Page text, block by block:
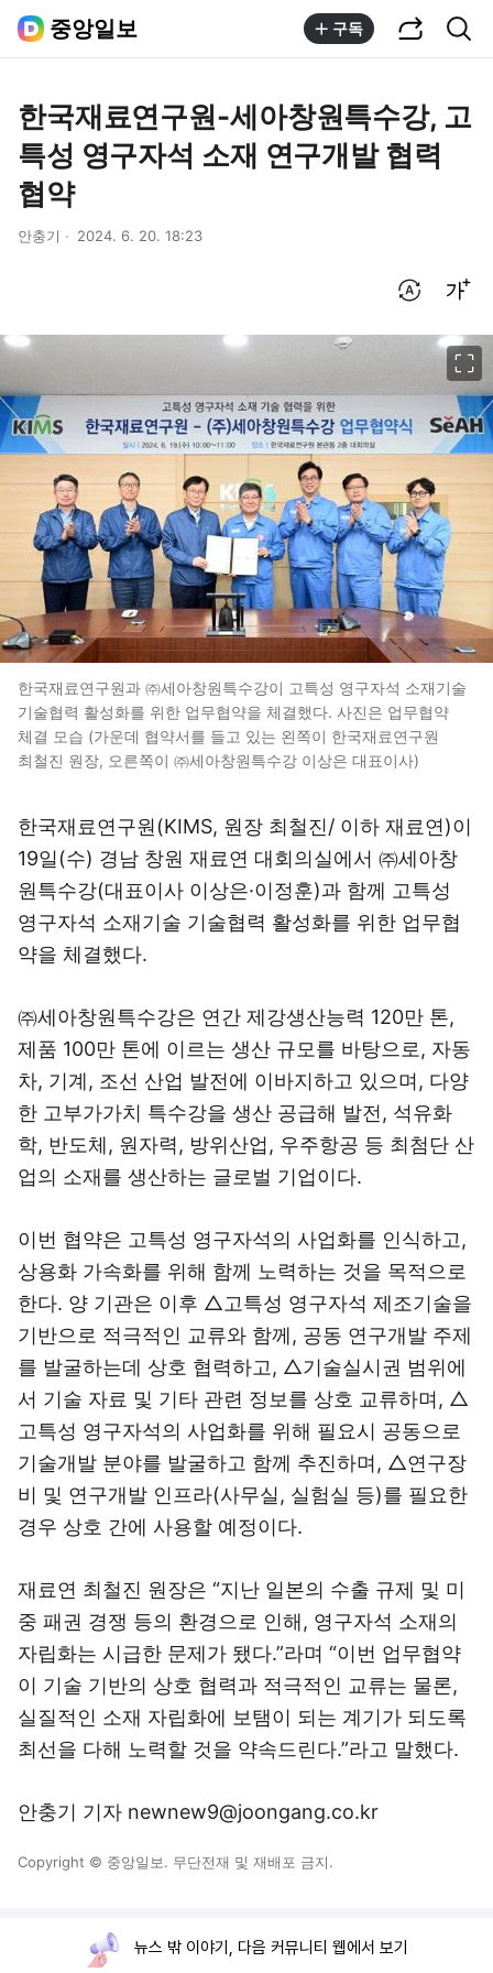
중앙일보 구독
한국재료연구원-세아창원특수강, 고
특성 영구자석 소재 연구개발 협력
협약
안충기 2024. 6. 20. 18:23
한국재료연구원과 ㈜세아창원특수강이 고특성 영구자석 소재기술
기술협력 활성화를 위한 업무협약을 체결했다. 사진은 업무협약
체결 모습 (가운데 협약서를 들고 있는 왼쪽이 한국재료연구원
최철진 원장, 오른쪽이 ㈜세아창원특수강 이상은 대표이사)
한국재료연구원(KIMS, 원장 최철진/ 이하 재료연)이
19일(수) 경남 창원 재료연 대회의실에서 ㈜세아창
원특수강(대표이사 이상은·이정훈)과 함께 고특성
영구자석 소재기술 기술협력 활성화를 위한 업무협
약을 체결했다.
㈜세아창원특수강은 연간 제강생산능력 120만 톤,
제품 100만 톤에 이르는 생산 규모를 바탕으로, 자동
차, 기계, 조선 산업 발전에 이바지하고 있으며, 다양
한 고부가가치 특수강을 생산 공급해 발전, 석유화
학, 반도체, 원자력, 방위산업, 우주항공 등 최첨단 산
업의 소재를 생산하는 글로벌 기업이다.
이번 협약은 고특성 영구자석의 사업화를 인식하고,
상용화 가속화를 위해 함께 노력하는 것을 목적으로
한다. 양 기관은 이후 △고특성 영구자석 제조기술을
기반으로 적극적인 교류와 함께, 공동 연구개발 주제
를 발굴하는데 상호 협력하고, △기술실시권 범위에
서 기술 자료 및 기타 관련 정보를 상호 교류하며, △
고특성 영구자석의 사업화를 위해 필요시 공동으로
기술개발 분야를 발굴하고 함께 추진하며, △연구장
비 및 연구개발 인프라(사무실, 실험실 등)를 필요한
경우 상호 간에 사용할 예정이다.
재료연 최철진 원장은 “지난 일본의 수출 규제 및 미
중 패권 경쟁 등의 환경으로 인해, 영구자석 소재의
자립화는 시급한 문제가 됐다.”라며 “이번 업무협약
이 기술 기반의 상호 협력과 적극적인 교류는 물론,
실질적인 소재 자립화에 보탬이 되는 계기가 되도록
최선을 다해 노력할 것을 약속드린다.”라고 말했다.
안충기 기자 newnew9@joongang.co.kr
Copyright © 중앙일보. 무단전재 및 재배포 금지.
뉴스 밖 이야기, 다음 커뮤니티 웹에서 보기